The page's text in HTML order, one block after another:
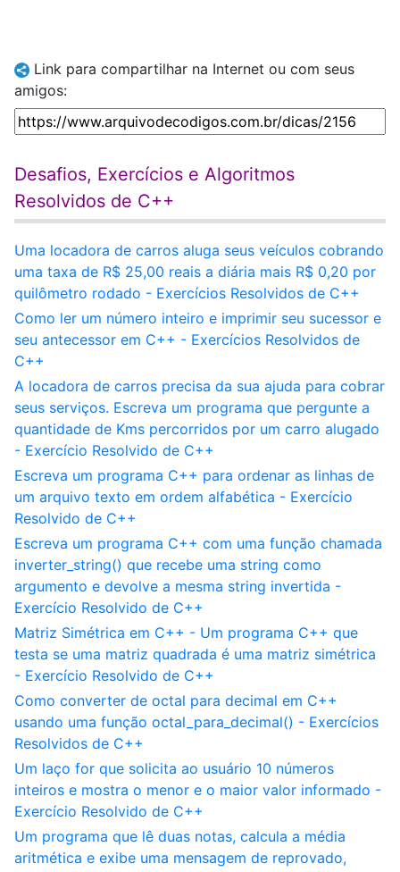
Link para compartilhar na Internet ou com seus
amigos:
Desafios, Exercícios e Algoritmos
Resolvidos de C++
Uma locadora de carros aluga seus veículos cobrando
uma taxa de R$ 25,00 reais a diária mais R$ 0,20 por
quilômetro rodado - Exercícios Resolvidos de C++
Como ler um número inteiro e imprimir seu sucessor e
seu antecessor em C++ - Exercícios Resolvidos de
C++
A locadora de carros precisa da sua ajuda para cobrar
seus serviços. Escreva um programa que pergunte a
quantidade de Kms percorridos por um carro alugado
- Exercício Resolvido de C++
Escreva um programa C++ para ordenar as linhas de
um arquivo texto em ordem alfabética - Exercício
Resolvido de C++
Escreva um programa C++ com uma função chamada
inverter_string() que recebe uma string como
argumento e devolve a mesma string invertida -
Exercício Resolvido de C++
Matriz Simétrica em C++ - Um programa C++ que
testa se uma matriz quadrada é uma matriz simétrica
- Exercício Resolvido de C++
Como converter de octal para decimal em C++
usando uma função octal_para_decimal() - Exercícios
Resolvidos de C++
Um laço for que solicita ao usuário 10 números
inteiros e mostra o menor e o maior valor informado -
Exercício Resolvido de C++
Um programa que lê duas notas, calcula a média
aritmética e exibe uma mensagem de reprovado,